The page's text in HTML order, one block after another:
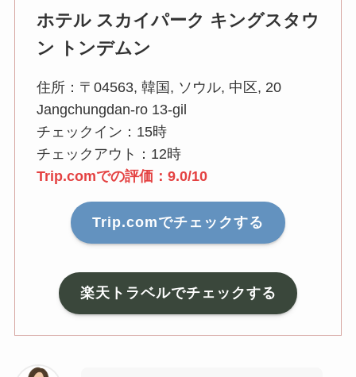
ホテル スカイパーク キングスタウ
ン トンデムン
住所：〒04563, 韓国, ソウル, 中区, 20
Jangchungdan-ro 13-gil
チェックイン：15時
チェックアウト：12時
Trip.comでの評価：9.0/10
Trip.comでチェックする
楽天トラベルでチェックする